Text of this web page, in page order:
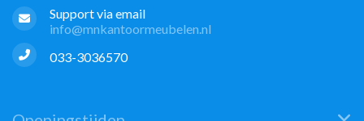
Support via email
info@mnkantoormeubelen.nl
033-3036570